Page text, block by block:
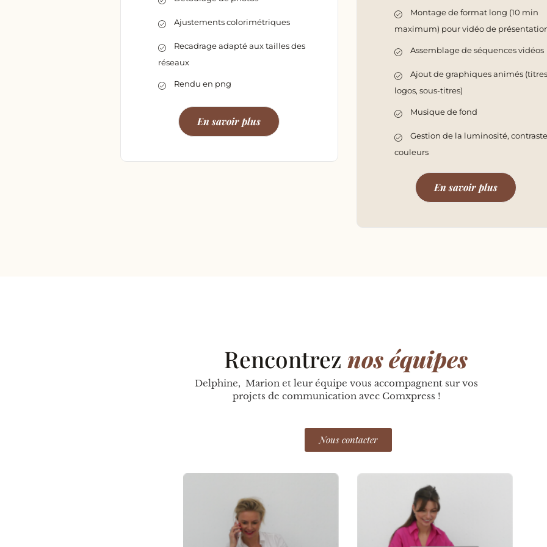
Ajustements colorimétriques
Recadrage adapté aux tailles des
réseaux
Rendu en png
En savoir plus
Montage de format long (10 min
maximum) pour vidéo de
Assemblage de séquences vidéos
Ajout de graphiques animés
logos, sous-titres)
Musique de fond
Gestion de la luminosité,
couleurs
En savoir plus
Rencontrez nos équipes
Delphine, Marion et leur équipe vous accompagnent sur vos
projets de communication avec Comxpress !
Nous contacter